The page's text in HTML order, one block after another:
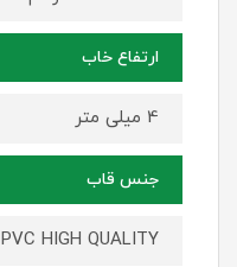
ارتفاع خاب
4 میلی متر
جنس قاب
PVC HIGH QUALITY